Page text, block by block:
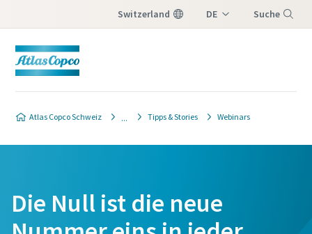
Switzerland DE Suche
Atlas Copco Schweiz Tipps & Stories Webinars
Die Null ist die neue